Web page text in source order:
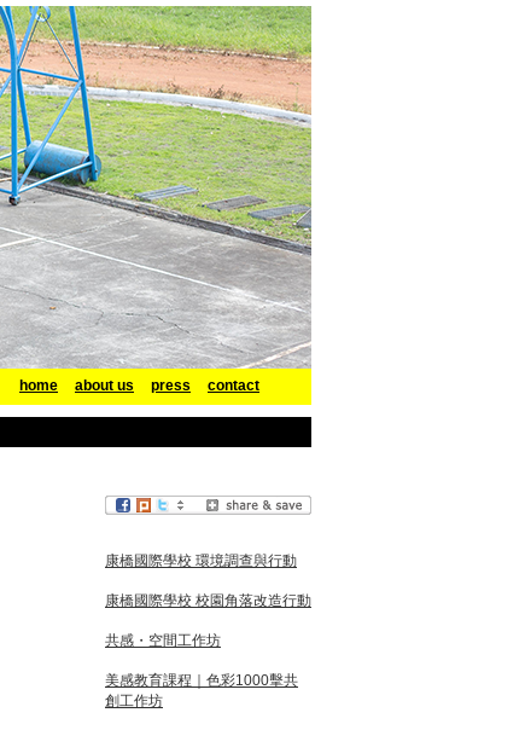
home about us press contact
康橋國際學校 環境調查與行動
康橋國際學校 校園角落改造行動
共感・空間工作坊
美感教育課程｜色彩1000擊共
創工作坊